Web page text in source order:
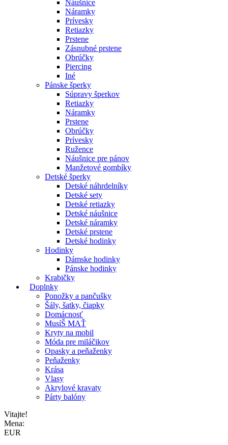
Náušnice
Náramky
Prívesky
Retiazky
Prstene
Zásnubné prstene
Obrúčky
Piercing
Iné
Pánske šperky
Súpravy šperkov
Retiazky
Náramky
Prstene
Obrúčky
Prívesky
Ružence
Náušnice pre pánov
Manžetové gombíky
Detské šperky
Detské náhrdelníky
Detské sety
Detské retiazky
Detské náušnice
Detské náramky
Detské prstene
Detské hodinky
Hodinky
Dámske hodinky
Pánske hodinky
Krabičky
Doplnky
Ponožky a pančušky
Šály, šatky, čiapky
Domácnosť
MusíŠ MAŤ
Kryty na mobil
Móda pre miláčikov
Opasky a peňaženky
Peňaženky
Krása
Vlasy
Akrylové kravaty
Párty balóny
Vitajte!
Mena:
EUR